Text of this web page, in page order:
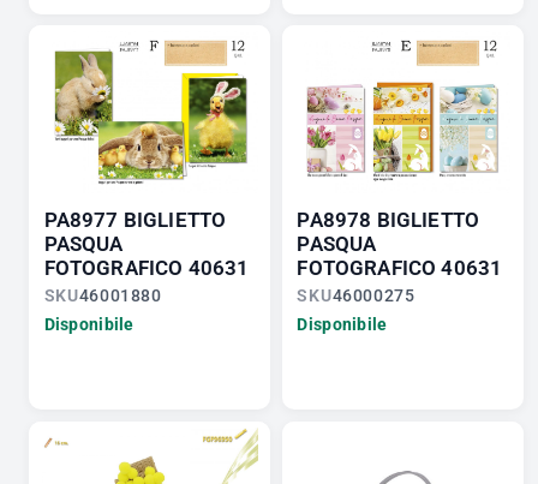
PA8977 BIGLIETTO
PASQUA
FOTOGRAFICO 40631
SKU46001880
Disponibile
PA8978 BIGLIETTO
PASQUA
FOTOGRAFICO 40631
SKU46000275
Disponibile